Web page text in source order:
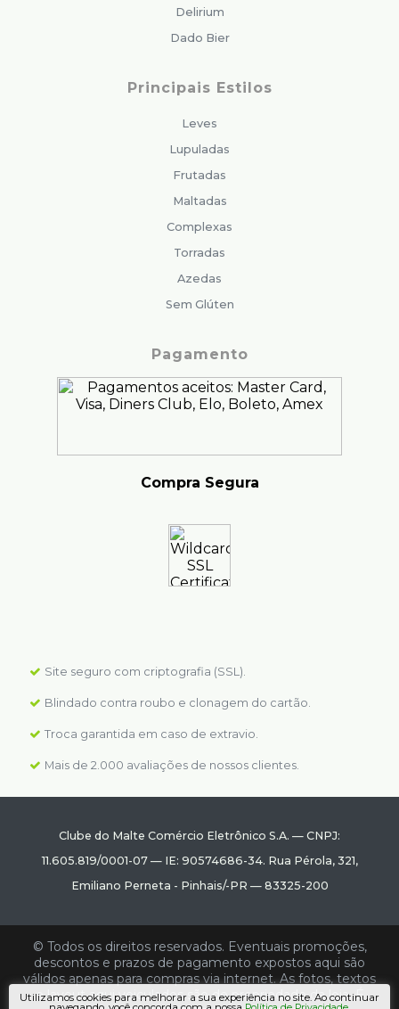
Delirium
Dado Bier
Principais Estilos
Leves
Lupuladas
Frutadas
Maltadas
Complexas
Torradas
Azedas
Sem Glúten
Pagamento
Compra Segura
Site seguro com criptografia (SSL).
Blindado contra roubo e clonagem do cartão.
Troca garantida em caso de extravio.
Mais de 2.000 avaliações de nossos clientes.
Clube do Malte Comércio Eletrônico S.A. — CNPJ:
11.605.819/0001-07— IE: 90574686-34. Rua Pérola, 321,
Emiliano Perneta - Pinhais/-PR — 83325-200
© Todos os direitos reservados. Eventuais promoções,
descontos e prazos de pagamento expostos aqui são
válidos apenas para compras via internet. As fotos, textos
e layout aqui veiculados são de propriedade da loja. É
Utilizamos cookies para melhorar a sua experiência no site. Ao continuar